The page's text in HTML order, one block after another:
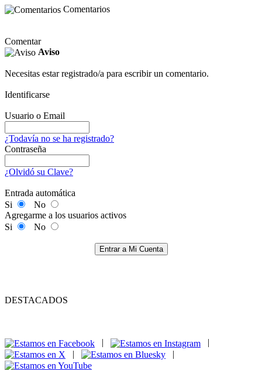
Comentarios
Comentar
Aviso
Necesitas estar registrado/a para escribir un comentario.
Identificarse
Usuario o Email
¿Todavía no se ha registrado?
Contraseña
¿Olvidó su Clave?
Entrada automática
Si
No
Agregarme a los usuarios activos
Si
No
Entrar a Mi Cuenta
DESTACADOS
|
|